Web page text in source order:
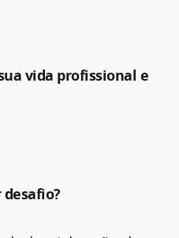
vida profissional e